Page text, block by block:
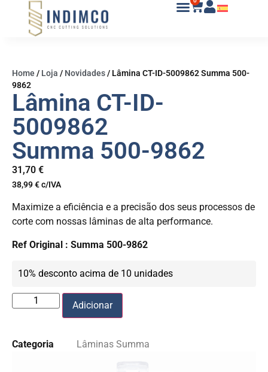
Home/ Loja / Novidades/ Lâmina CT-ID-5009862 Summa 500-
9862
Lâmina CT-ID-
5009862
Summa 500-9862
31,70 €
38,99€c/IVA
Maximize a eficiência e a precisão dos seus processos de
corte com nossas lâminas de alta performance.
Ref Original : Summa 500-9862
10% desconto acima de 10 unidades
Adicionar
Categoria Lâminas Summa